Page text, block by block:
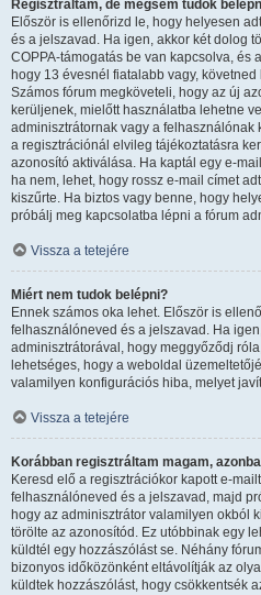
Regisztráltam, de mégsem tudok
Először is ellenőrizd le, hogy helyesen
és a jelszavad. Ha igen, akkor két dolog
COPPA-támogatás be van kapcsolva, és
hogy 13 évesnél fiatalabb vagy,
Számos fórum megköveteli, hogy az új
kerüljenek, mielőtt használatba lehetne
adminisztrátornak vagy a felhasználónak
a regisztrációnál elvileg tájékoztatásra
azonosító aktiválása. Ha kaptál egy e-
ha nem, lehet, hogy rossz e-mail címet
kiszűrte. Ha biztos vagy benne, hogy
próbálj meg kapcsolatba lépni a fórum
Vissza a tetejére
Miért nem tudok belépni?
Ennek számos oka lehet. Először is
felhasználóneved és a jelszavad. Ha
adminisztrátorával, hogy meggyőződj
lehetséges, hogy a weboldal
valamilyen konfigurációs hiba, melyet
Vissza a tetejére
Korábban regisztráltam magam,
Keresd elő a regisztrációkor kapott e-
felhasználóneved és a jelszavad, majd
hogy az adminisztrátor valamilyen okból
törölte az azonosítód. Ez utóbbinak egy
küldtél egy hozzászólást se. Néhány
bizonyos időközönként eltávolítják az
küldtek hozzászólást, hogy csökkentsék